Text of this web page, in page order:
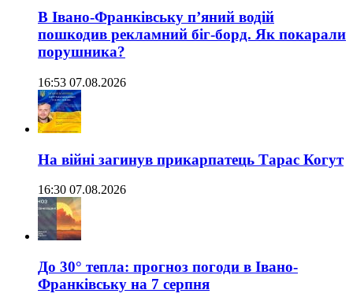
В Івано-Франківську п’яний водій
пошкодив рекламний біг-борд. Як покарали
порушника?
16:53 07.08.2026
На війні загинув прикарпатець Тарас Когут
16:30 07.08.2026
До 30° тепла: прогноз погоди в Івано-
Франківську на 7 серпня